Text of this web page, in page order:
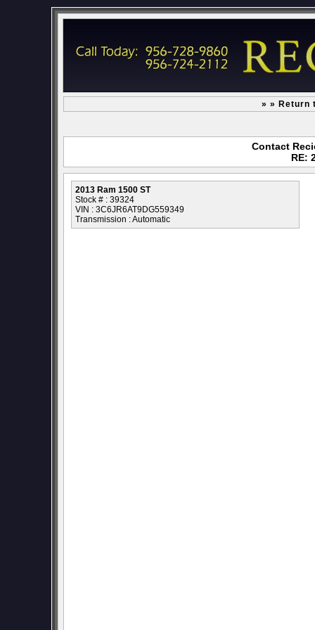
» » Return
Contact
RE:
2013 Ram 1500 ST
Stock # : 39324
VIN : 3C6JR6AT9DG559349
Transmission : Automatic